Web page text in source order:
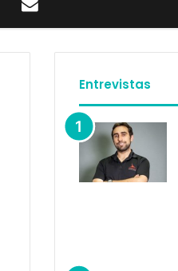
Entrevistas